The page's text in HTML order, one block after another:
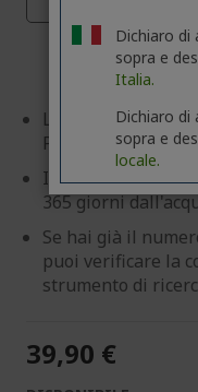
Giorni Ore
La seguente
Projector .
Il piano Acer Care
365 giorni
Se hai già il
puoi verificare la
strumento di
39,90 €
Dichiaro di
sopra e
Italia.
Dichiaro di
sopra e
locale.